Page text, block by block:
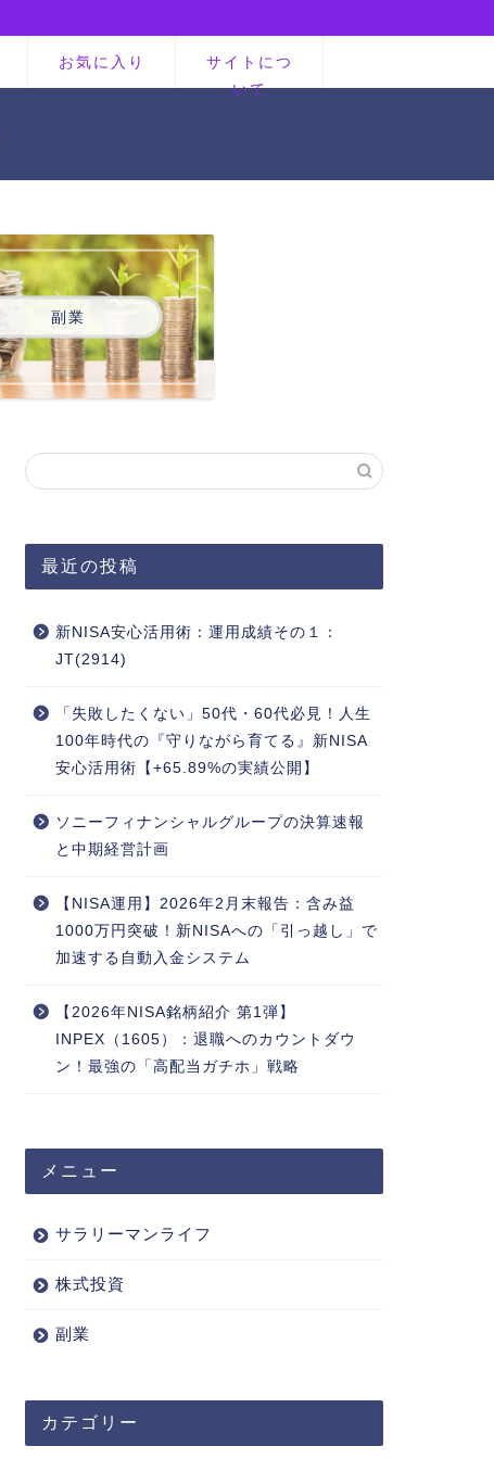
お気に入り
サイトにつ
いて
副業
最近の投稿
新NISA安心活用術：運用成績その１：
JT(2914)
「失敗したくない」50代・60代必見！人生
100年時代の『守りながら育てる』新NISA
安心活用術【+65.89%の実績公開】
ソニーフィナンシャルグループの決算速報
と中期経営計画
【NISA運用】2026年2月末報告：含み益
1000万円突破！新NISAへの「引っ越し」で
加速する自動入金システム
【2026年NISA銘柄紹介 第1弾】
INPEX（1605）：退職へのカウントダウ
ン！最強の「高配当ガチホ」戦略
メニュー
サラリーマンライフ
株式投資
副業
カテゴリー